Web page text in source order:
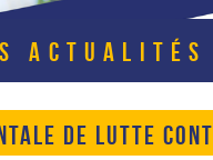
DE LUTTE